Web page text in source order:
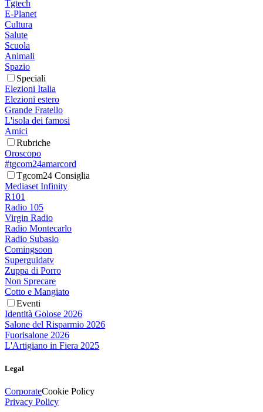
Tgtech
E-Planet
Cultura
Salute
Scuola
Animali
Spazio
Speciali
Elezioni Italia
Elezioni estero
Grande Fratello
L'isola dei famosi
Amici
Rubriche
Oroscopo
#tgcom24amarcord
Tgcom24 Consiglia
Mediaset Infinity
R101
Radio 105
Virgin Radio
Radio Montecarlo
Radio Subasio
Comingsoon
Superguidatv
Zuppa di Porro
Non Sprecare
Cotto e Mangiato
Eventi
Identità Golose 2026
Salone del Risparmio 2026
Fuorisalone 2026
L'Artigiano in Fiera 2025
Legal
CorporateCookie Policy
Privacy Policy